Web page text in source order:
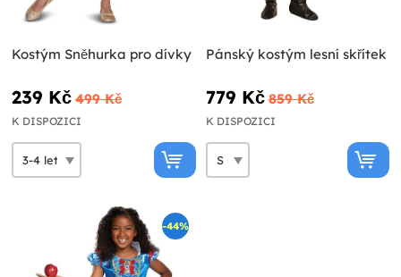
Kostým Sněhurka pro dívky
239 Kč 499 Kč
K DISPOZICI
Pánský kostým lesní skřítek
779 Kč 859 Kč
K DISPOZICI
-44%